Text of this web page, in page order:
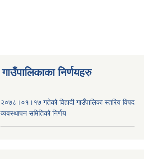
गाउँपालिकाका निर्णयहरु
२०७८।०१।१७ गतेको विहादी गाउँपालिका स्तरिय विपद
व्यवस्थापन समितिको निर्णय